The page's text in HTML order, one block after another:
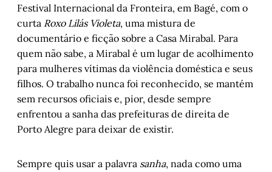
Festival Internacional da Fronteira, em Bagé, com o
curta Roxo Lilás Violeta, uma mistura de
documentário e ficção sobre a Casa Mirabal. Para
quem não sabe, a Mirabal é um lugar de acolhimento
para mulheres vítimas da violência doméstica e seus
filhos. O trabalho nunca foi reconhecido, se mantém
sem recursos oficiais e, pior, desde sempre
enfrentou a sanha das prefeituras de direita de
Porto Alegre para deixar de existir.
Sempre quis usar a palavra sanha, nada como uma